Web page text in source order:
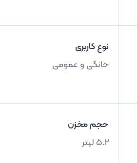
نوع کاربری
خانگی و عمومی
حجم مخزن
5.2 لیتر